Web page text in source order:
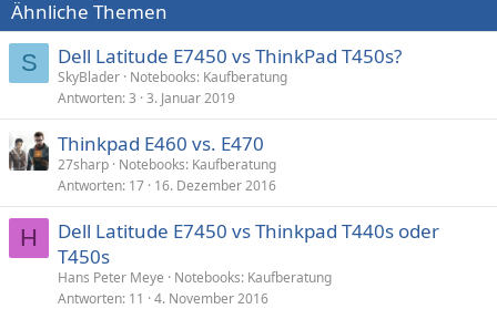
Ähnliche Themen
S Dell Latitude E7450 vs ThinkPad T450s?
SkyBlader Notebooks: Kaufberatung
Antworten 3 3. Januar 2019
Thinkpad E460 vs. E470
27sharp Notebooks: Kaufberatung
Antworten 17 16. Dezember 2016
H
Dell Latitude E7450 vs Thinkpad T440s oder
T450s
Hans Peter Meye
Notebooks: Kaufberatung
Antworten 11 4. November 2016